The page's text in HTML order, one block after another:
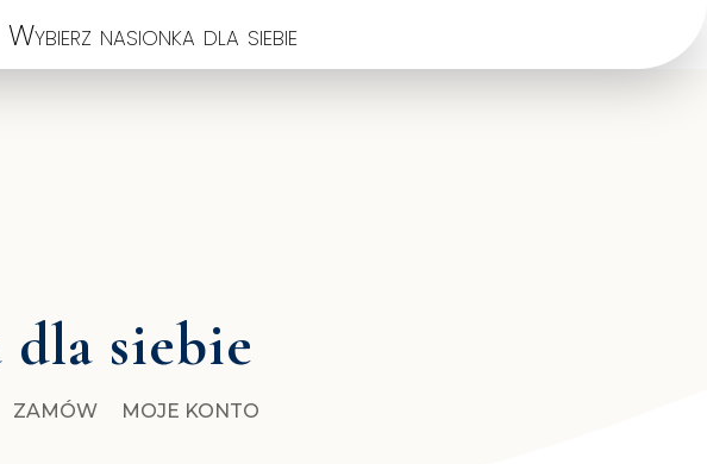
Wybierz nasionka dla siebie
siebie
ZAMÓW MOJE KONTO